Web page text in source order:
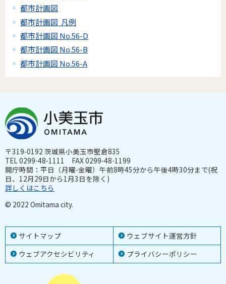
都市計画図
都市計画図 凡例
都市計画図 No.56-D
都市計画図 No.56-B
都市計画図 No.56-A
サイトマップ
ウェブサイト運営方針
ウェブアクセシビリティ
プライバシーポリシー
〒319-0192 茨城県小美玉市堅倉835
TEL 0299-48-1111 FAX 0299-48-1199
開庁時間：平日（月曜-金曜）午前8時45分から午後4時30分まで(祝
日、12月29日から1月3日を除く)
詳しくはこちら
© 2022 Omitama city.